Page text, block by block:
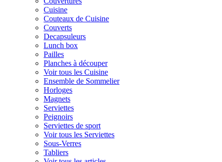
Cuisine
Couteaux de Cuisine
Couverts
Decapsuleurs
Lunch box
Pailles
Planches à découper
Voir tous les Cuisine
Ensemble de Sommelier
Horloges
Magnets
Serviettes
Peignoirs
Serviettes de sport
Voir tous les Serviettes
Sous-Verres
Tabliers